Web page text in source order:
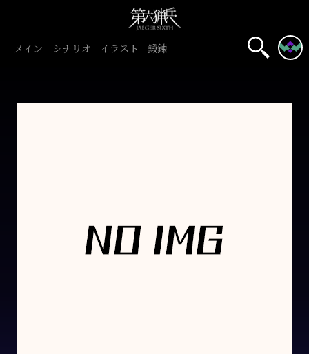
メイン シナリオ イラスト 鍛錬